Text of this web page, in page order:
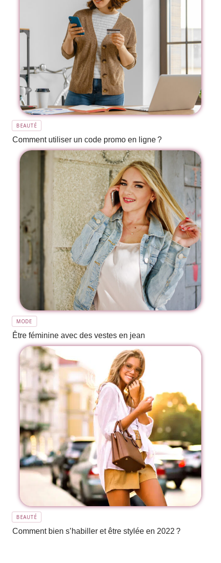
BEAUTÉ
Comment utiliser un code promo en ligne ?
MODE
Être féminine avec des vestes en jean
BEAUTÉ
Comment bien s’habiller et être stylée en 2022 ?